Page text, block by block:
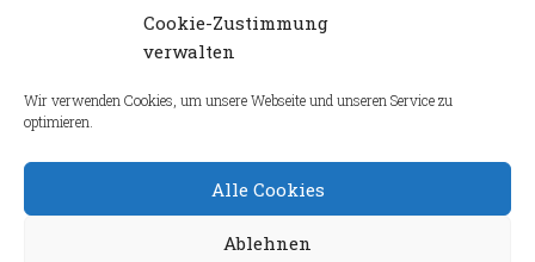
Cookie-Zustimmung
verwalten
Wir verwenden Cookies, um unsere Webseite und unseren Service zu
optimieren.
Alle Cookies
Ablehnen